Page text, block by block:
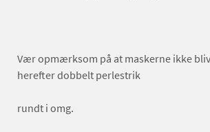
Vær opmærksom på at maskerne ikke
herefter dobbelt perlestrik
rundt i omg.